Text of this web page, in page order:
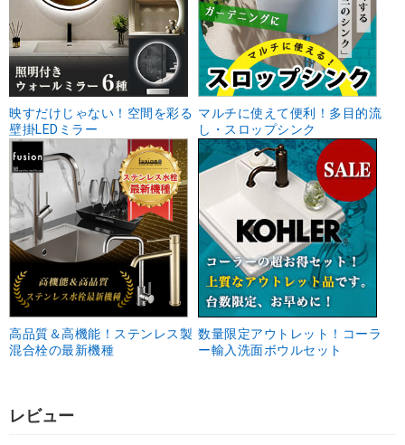
映すだけじゃない！空間を彩る
壁掛LEDミラー
マルチに使えて便利！多目的流
し・スロップシンク
高品質＆高機能！ステンレス製
混合栓の最新機種
数量限定アウトレット！コーラ
ー輸入洗面ボウルセット
レビュー